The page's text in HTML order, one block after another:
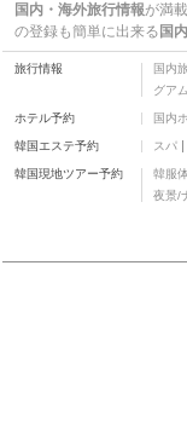
国内・海外旅行情報が満
の登録も簡単に出来る 国
旅行情報 国内
グア
ホテル予約 国内
韓国エステ予約 スパ
韓国現地ツアー予約 韓服
夜景/